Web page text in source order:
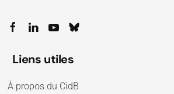
Liens utiles
À propos du CidB